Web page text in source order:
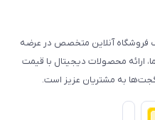
فروشگاه آنلاین متخصص در عرضه
ارائه محصولات دیجیتال با قیمت
به مشتریان عزیز است.